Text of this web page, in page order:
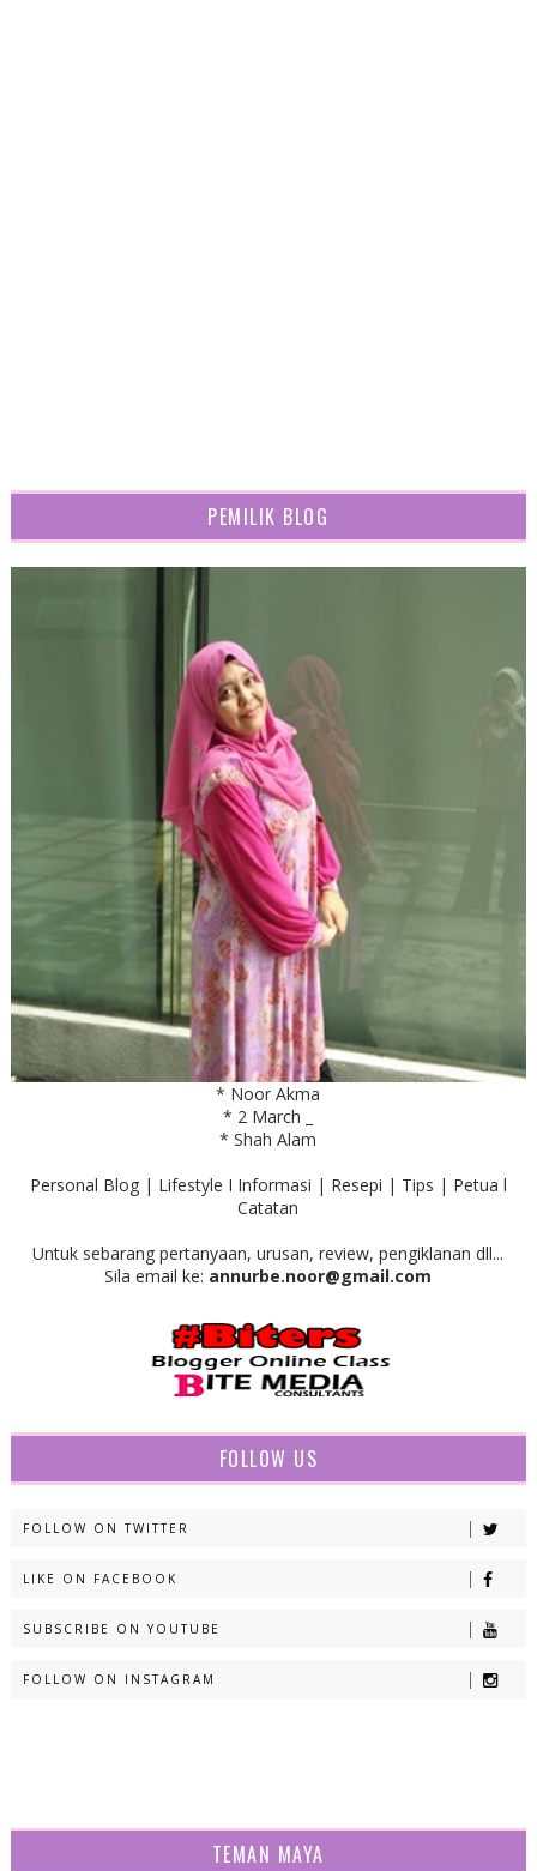
PEMILIK BLOG
* Noor Akma
* 2 March _
* Shah Alam
Personal Blog | Lifestyle I Informasi | Resepi | Tips | Petua l
Catatan
Untuk sebarang pertanyaan, urusan, review, pengiklanan dll...
Sila email ke: annurbe.noor@gmail.com
FOLLOW US
FOLLOW ON TWITTER
LIKE ON FACEBOOK
SUBSCRIBE ON YOUTUBE
FOLLOW ON INSTAGRAM
TEMAN MAYA